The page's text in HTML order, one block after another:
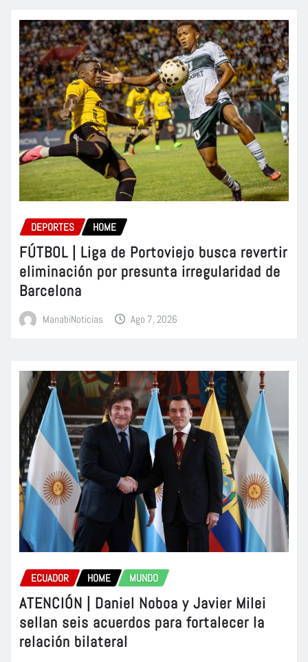
DEPORTES HOME
FÚTBOL | Liga de Portoviejo busca revertir
eliminación por presunta irregularidad de
Barcelona
ManabiNoticias Ago 7, 2026
ECUADOR HOME MUNDO
ATENCIÓN | Daniel Noboa y Javier Milei
sellan seis acuerdos para fortalecer la
relación bilateral